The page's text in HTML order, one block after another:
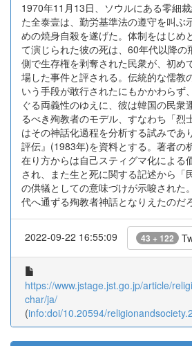
1970年11月13日、ソウルにある零細
た全泰壹は、勤労基準法の遵守を叫ぶ
めの焼身自殺を遂げた。体制をはじめ
て演じられた彼の死は、60年代以降の
側で生存権を剥奪された民衆が、初め
場した事件と評される。伝統的な儒教
いう手段が敢行されたにもかかわらず
ぐる両義性のゆえに、彼は韓国の民衆
るべき殉教者のモデル、すなわち「烈
はその神話化過程を分析する試みであ
評伝』(1983年)を資料とする。著者の
在り方からは自己スティグマ化による
され、また生と死に関する記述から「
の供犠としての意味づけが示唆された
代へ通ずる殉教者神話となりえたのだ
2022-09-22 16:55:09 43 + 122
https://www.jstage.jst.go.jp/article/
char/ja/
(info:doi/10.20594/